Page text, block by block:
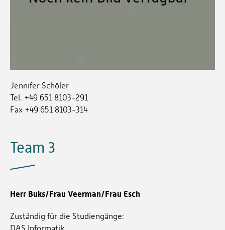
Jennifer Schöler
Tel. +49 651 8103-291
Fax +49 651 8103-314
Team 3
Herr Buks/Frau Veerman/Frau Esch
Zuständig für die Studiengänge: